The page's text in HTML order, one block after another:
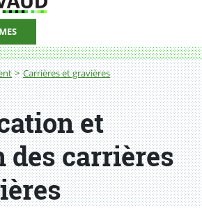
Carrières et gravières
des carrières et gravières
et
des carrières